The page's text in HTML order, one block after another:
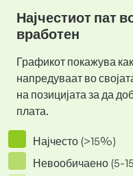
Најчестиот пат
вработен
Графикот покажува
напредуваат во
на позицијата за да
плата.
Најчесто (>15%)
Невообичаено (5-